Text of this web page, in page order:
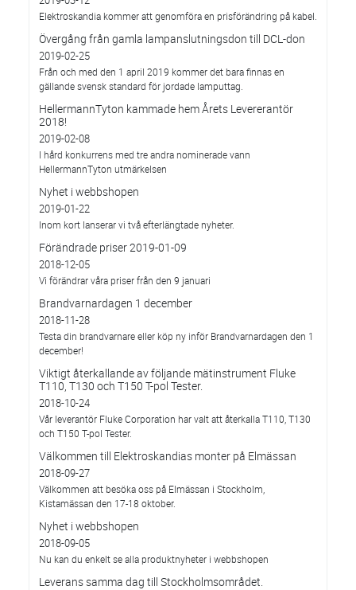
Elektroskandia kommer att genomföra en prisförändring på kabel.
Övergång från gamla lampanslutningsdon till DCL-don
2019-02-25
Från och med den 1 april 2019 kommer det bara finnas en
gällande svensk standard för jordade lamputtag.
HellermannTyton kammade hem Årets Levererantör
2018!
2019-02-08
I hård konkurrens med tre andra nominerade vann
HellermannTyton utmärkelsen
Nyhet i webbshopen
2019-01-22
Inom kort lanserar vi två efterlängtade nyheter.
Förändrade priser 2019-01-09
2018-12-05
Vi förändrar våra priser från den 9 januari
Brandvarnardagen 1 december
2018-11-28
Testa din brandvarnare eller köp ny inför Brandvarnardagen den 1
december!
Viktigt återkallande av följande mätinstrument Fluke
T110, T130 och T150 T-pol Tester.
2018-10-24
Vår leverantör Fluke Corporation har valt att återkalla T110, T130
och T150 T-pol Tester.
Välkommen till Elektroskandias monter på Elmässan
2018-09-27
Välkommen att besöka oss på Elmässan i Stockholm,
Kistamässan den 17-18 oktober.
Nyhet i webbshopen
2018-09-05
Nu kan du enkelt se alla produktnyheter i webbshopen
Leverans samma dag till Stockholmsområdet.